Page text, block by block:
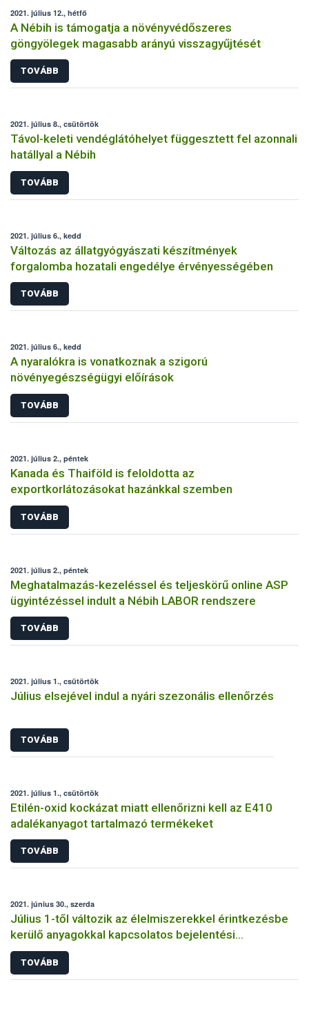
2021. július 12., hétfő
A Nébih is támogatja a növényvédőszeres
göngyölegek magasabb arányú visszagyűjtését
TOVÁBB
2021. július 8., csütörtök
Távol-keleti vendéglátóhelyet függesztett fel azonnali
hatállyal a Nébih
TOVÁBB
2021. július 6., kedd
Változás az állatgyógyászati készítmények
forgalomba hozatali engedélye érvényességében
TOVÁBB
2021. július 6., kedd
A nyaralókra is vonatkoznak a szigorú
növényegészségügyi előírások
TOVÁBB
2021. július 2., péntek
Kanada és Thaiföld is feloldotta az
exportkorlátozásokat hazánkkal szemben
TOVÁBB
2021. július 2., péntek
Meghatalmazás-kezeléssel és teljeskörű online ASP
ügyintézéssel indult a Nébih LABOR rendszere
TOVÁBB
2021. július 1., csütörtök
Július elsejével indul a nyári szezonális ellenőrzés
TOVÁBB
2021. július 1., csütörtök
Etilén-oxid kockázat miatt ellenőrizni kell az E410
adalékanyagot tartalmazó termékeket
TOVÁBB
2021. június 30., szerda
Július 1-től változik az élelmiszerekkel érintkezésbe
kerülő anyagokkal kapcsolatos bejelentési
kötelezettség
TOVÁBB